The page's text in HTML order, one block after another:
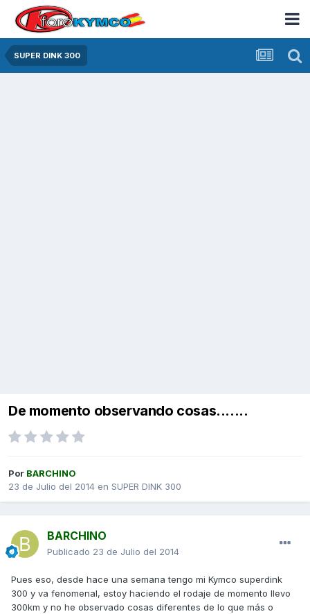
SUPER DINK 300
De momento observando cosas.......
Por BARCHINO
23 de Julio del 2014 en SUPER DINK 300
BARCHINO
Publicado 23 de Julio del 2014
Pues eso, desde hace una semana tengo mi Kymco superdink
300 y va fenomenal, estoy haciendo el rodaje de momento llevo
300km y no he observado cosas diferentes de lo que más o